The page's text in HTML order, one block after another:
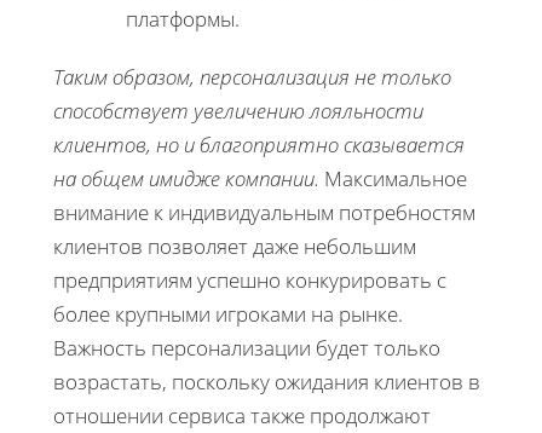
платформы.
Таким образом, персонализация не только
способствует увеличению лояльности
клиентов, но и благоприятно сказывается
на общем имидже компании. Максимальное
внимание к индивидуальным потребностям
клиентов позволяет даже небольшим
предприятиям успешно конкурировать с
более крупными игроками на рынке.
Важность персонализации будет только
возрастать, поскольку ожидания клиентов в
отношении сервиса также продолжают